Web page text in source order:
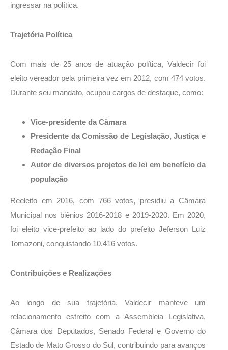
ingressar na política.
Trajetória Política
Com mais de 25 anos de atuação política, Valdecir foi
eleito vereador pela primeira vez em 2012, com 474 votos.
Durante seu mandato, ocupou cargos de destaque, como:
Vice-presidente da Câmara
Presidente da Comissão de Legislação, Justiça e
Redação Final
Autor de diversos projetos de lei em benefício da
população
Reeleito em 2016, com 766 votos, presidiu a Câmara
Municipal nos biênios 2016-2018 e 2019-2020. Em 2020,
foi eleito vice-prefeito ao lado do prefeito Jeferson Luiz
Tomazoni, conquistando 10.416 votos.
Contribuições e Realizações
Ao longo de sua trajetória, Valdecir manteve um
relacionamento estreito com a Assembleia Legislativa,
Câmara dos Deputados, Senado Federal e Governo do
Estado de Mato Grosso do Sul, contribuindo para avanços